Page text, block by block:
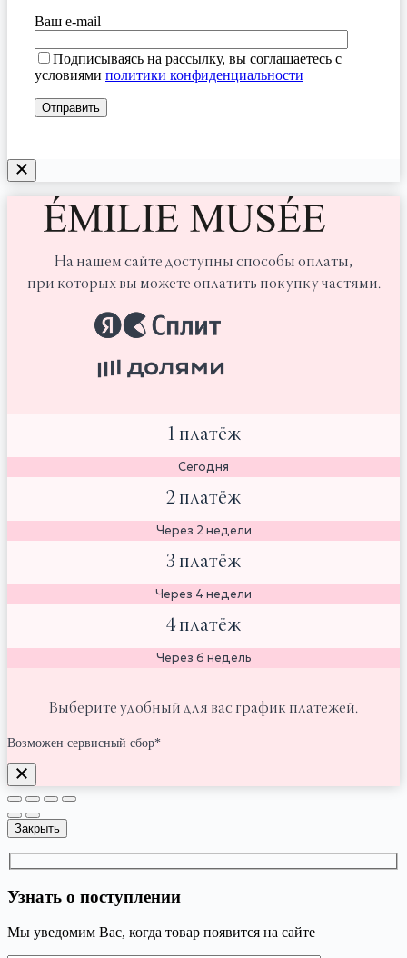
Ваш e-mail
Подписываясь на рассылку, вы соглашаетесь с
условиями политики конфиденциальности
На нашем сайте доступны способы оплаты,
при которых вы можете оплатить покупку частями.
1 платёж
Сегодня
2 платёж
Через 2 недели
3 платёж
Через 4 недели
4 платёж
Через 6 недель
Выберите удобный для вас график платежей.
Возможен сервисный сбор*
Закрыть
Узнать о поступлении
Мы уведомим Вас, когда товар появится на сайте